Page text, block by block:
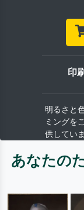
印
明るさと
ミングを
供してい
あなたの